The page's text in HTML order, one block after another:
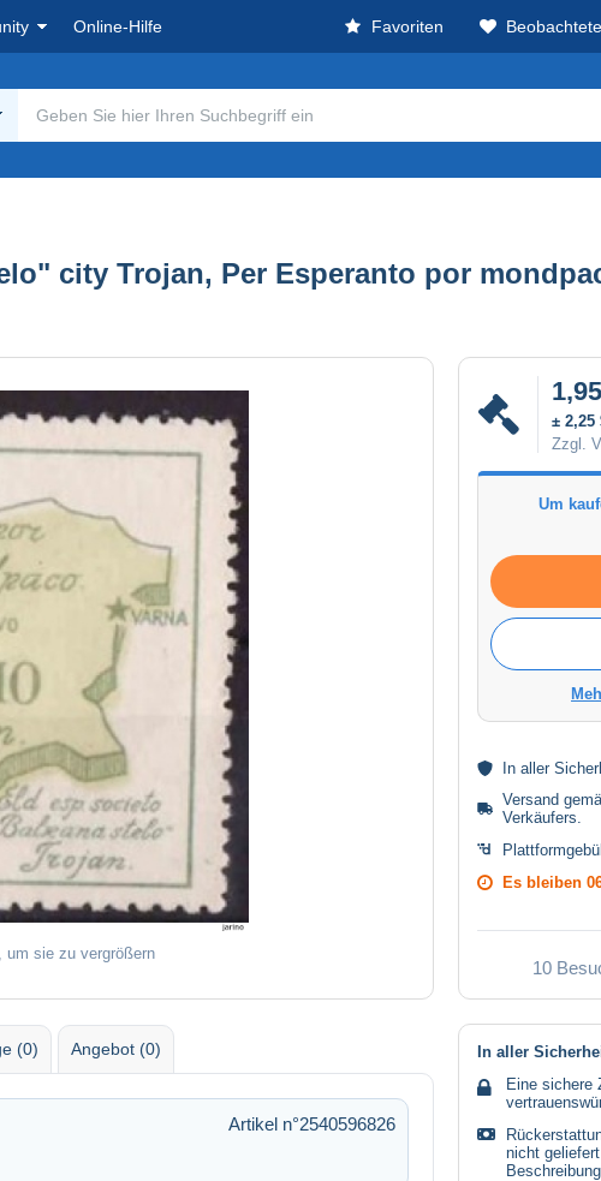
Online-Hilfe Favoriten
city Trojan, Per Esperanto por
um sie zu vergrößern
± 2,25
Zzgl.
Um
In aller
Versand
Verkäufers
Es bleiben
10
(0) Angebot (0)
Artikel n°2540596826
In aller
Eine sichere
nicht